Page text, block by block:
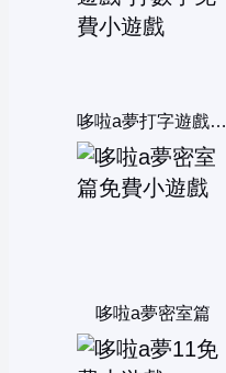
哆啦a夢打字遊戲-打數字
哆啦a夢密室篇